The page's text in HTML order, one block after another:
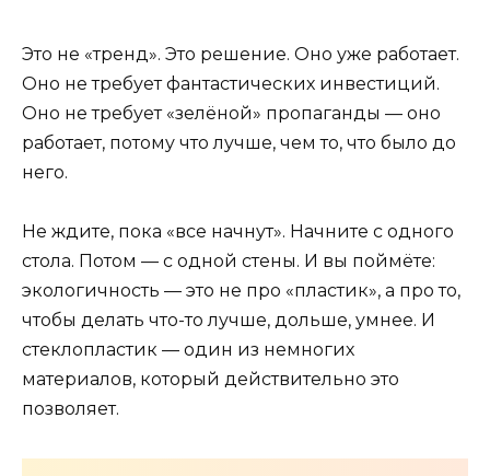
Это не «тренд». Это решение. Оно уже работает.
Оно не требует фантастических инвестиций.
Оно не требует «зелёной» пропаганды — оно
работает, потому что лучше, чем то, что было до
него.
Не ждите, пока «все начнут». Начните с одного
стола. Потом — с одной стены. И вы поймёте:
экологичность — это не про «пластик», а про то,
чтобы делать что-то лучше, дольше, умнее. И
стеклопластик — один из немногих
материалов, который действительно это
позволяет.